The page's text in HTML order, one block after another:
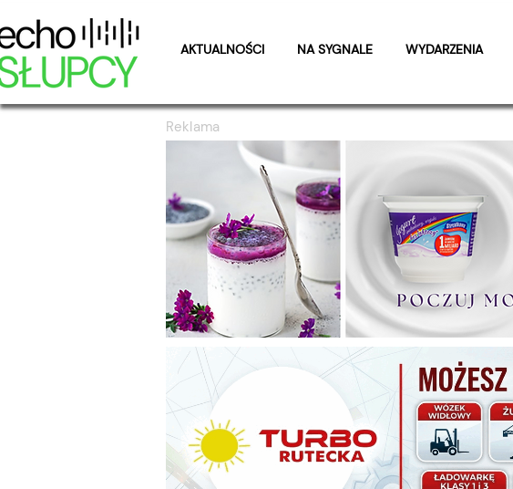
AKTUALNOŚCI NA SYGNALE WYDARZENIA
Reklama